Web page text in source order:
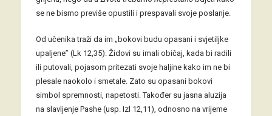
se ne bismo previše opustili i prespavali svoje poslanje.
Od učenika traži da im „bokovi budu opasani i svjetiljke
upaljene” (Lk 12,35). Židovi su imali običaj, kada bi radili
ili putovali, pojasom pritezati svoje haljine kako im ne bi
plesale naokolo i smetale. Zato su opasani bokovi
simbol spremnosti, napetosti. Također su jasna aluzija
na slavljenje Pashe (usp. Izl 12,11), odnosno na vrijeme